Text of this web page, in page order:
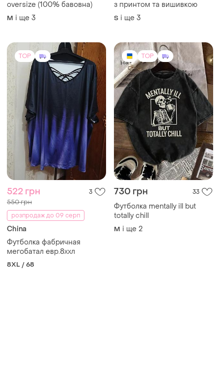
oversize (100% бавовна)
M і ще 3
з принтом та вишивкою
S і ще 3
TOP
522 грн 3
550 грн
розпродаж до 09 серп
China
Футболка фабричная
мегобатал евр.8ххл
8XL / 68
TOP
730 грн 33
Футболка mentally ill but
totally chill
M і ще 2